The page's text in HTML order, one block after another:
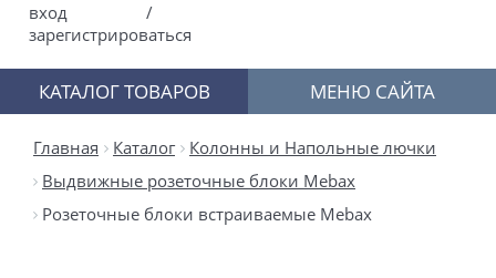
вход
/
зарегистрироваться
КАТАЛОГ ТОВАРОВ МЕНЮ САЙТА
Главная Каталог
Колонны и Напольные лючки
Выдвижные розеточные блоки Mebax
Розеточные блоки встраиваемые Mebax